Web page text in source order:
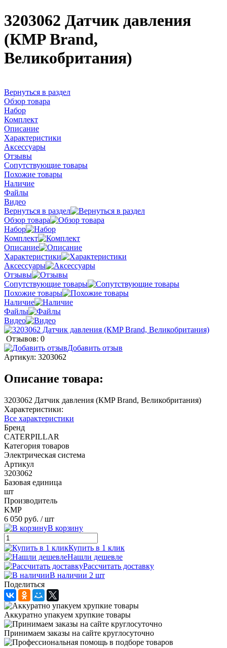
3203062 Датчик давления
(КMP Brand,
Великобритания)
Вернуться в раздел
Обзор товара
Набор
Комплект
Описание
Характеристики
Аксессуары
Отзывы
Сопутствующие товары
Похожие товары
Наличие
Файлы
Видео
Вернуться в раздел
Обзор товара
Набор
Комплект
Описание
Характеристики
Аксессуары
Отзывы
Сопутствующие товары
Похожие товары
Наличие
Файлы
Видео
Отзывов: 0
Добавить отзыв
Артикул: 3203062
Описание товара:
3203062 Датчик давления (КMP Brand, Великобритания)
Характеристики:
Все характеристики
Бренд
CATERPILLAR
Категория товаров
Электрическая система
Артикул
3203062
Базовая единица
шт
Производитель
KMP
6 050 руб. / шт
В корзину
Купить в 1 клик
Нашли дешевле
Рассчитать доставку
В наличии 2 шт
Поделиться
Аккуратно упакуем хрупкие товары
Принимаем заказы на сайте круглосуточно